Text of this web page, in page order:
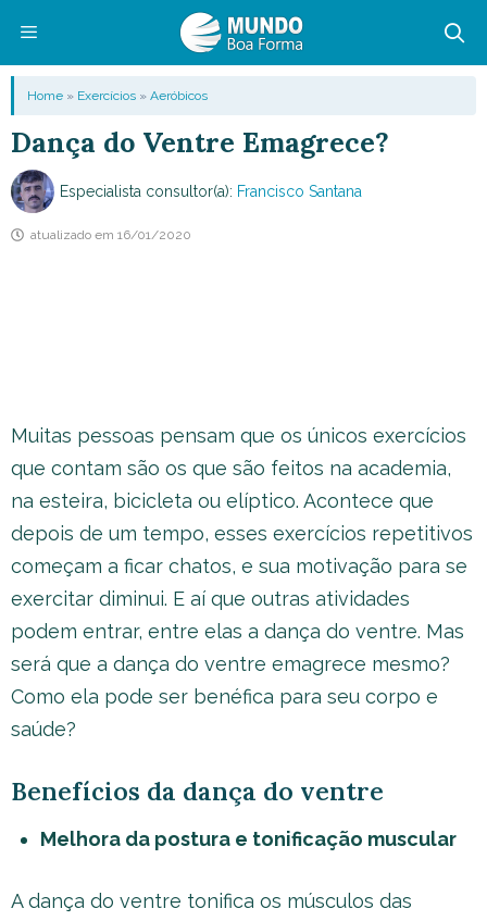
conteúdo
Menu
Home » Exercícios » Aeróbicos
Dança do Ventre Emagrece?
Especialista consultor(a): Francisco Santana
atualizado em 16/01/2020
Muitas pessoas pensam que os únicos exercícios
que contam são os que são feitos na academia,
na esteira, bicicleta ou elíptico. Acontece que
depois de um tempo, esses exercícios repetitivos
começam a ficar chatos, e sua motivação para se
exercitar diminui. E aí que outras atividades
podem entrar, entre elas a dança do ventre. Mas
será que a dança do ventre emagrece mesmo?
Como ela pode ser benéfica para seu corpo e
saúde?
Benefícios da dança do ventre
Melhora da postura e tonificação muscular
A dança do ventre tonifica os músculos das